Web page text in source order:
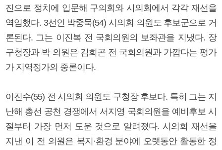
진으로 정치에 입문해 구의회와 시의회에서 각각 재선을
역임했다. 3선인 박중묵(54) 시의회 의원도 후보군으로 거
론된다. 그는 이진복 전 국회의원의 보좌관을 지냈다. 장
구청장과 박 의원은 김희곤 전 국회의원과 가깝다는 평가
가 지역정가의 중론이다.
이진수(55) 전 시의회 의원도 구청장 후보다. 특히 그는 지
난해 총선 공천 경쟁에서 서지영 국회의원을 예비후보 시
절부터 가장 먼저 도운 것으로 알려졌다. 시의회 재선을
지낸 이 전 의원은 복지·환경 분야에 오랫동안 활동한 정